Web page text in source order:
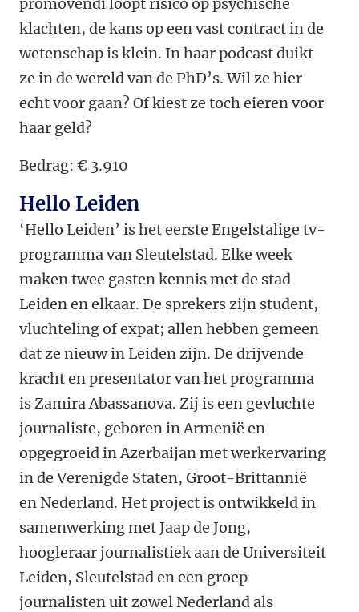
klachten, de kans op een vast contract in de
wetenschap is klein. In haar podcast duikt
ze in de wereld van de PhD’s. Wil ze hier
echt voor gaan? Of kiest ze toch eieren voor
haar geld?
Bedrag: € 3.910
Hello Leiden
‘Hello Leiden’ is het eerste Engelstalige tv-
programma van Sleutelstad. Elke week
maken twee gasten kennis met de stad
Leiden en elkaar. De sprekers zijn student,
vluchteling of expat; allen hebben gemeen
dat ze nieuw in Leiden zijn. De drijvende
kracht en presentator van het programma
is Zamira Abassanova. Zij is een gevluchte
journaliste, geboren in Armenië en
opgegroeid in Azerbaijan met werkervaring
in de Verenigde Staten, Groot-Brittannië
en Nederland. Het project is ontwikkeld in
samenwerking met Jaap de Jong,
hoogleraar journalistiek aan de Universiteit
Leiden, Sleutelstad en een groep
journalisten uit zowel Nederland als